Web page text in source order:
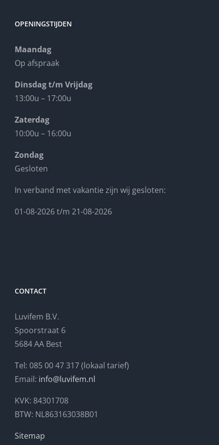
OPENINGSTIJDEN
Maandag
Op afspraak
Dinsdag t/m Vrijdag
13:00u – 17:00u
Zaterdag
10:00u – 16:00u
Zondag
Gesloten
In verband met vakantie zijn wij gesloten:
01-08-2026 t/m 21-08-2026
CONTACT
Luvifem B.V.
Spoorstraat 6
5684 AA Best
Tel: 085 00 47 317 (lokaal tarief)
Email: info@luvifem.nl
KVK: 84301708
BTW: NL863163038B01
Sitemap